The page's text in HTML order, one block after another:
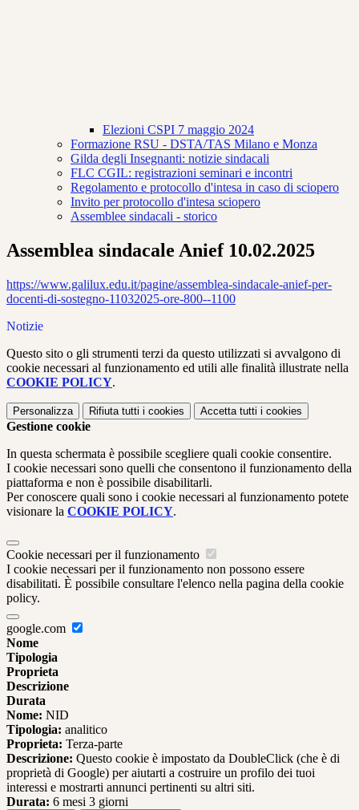
Elezioni CSPI 7 maggio 2024
Formazione RSU - DSTA/TAS Milano e Monza
Gilda degli Insegnanti: notizie sindacali
FLC CGIL: registrazioni seminari e incontri
Regolamento e protocollo d'intesa in caso di sciopero
Invito per protocollo d'intesa sciopero
Assemblee sindacali - storico
Assemblea sindacale Anief 10.02.2025
https://www.galilux.edu.it/pagine/assemblea-sindacale-anief-per-
docenti-di-sostegno-11032025-ore-800--1100
Notizie
Questo sito o gli strumenti terzi da questo utilizzati si avvalgono di
cookie necessari al funzionamento ed utili alle finalità illustrate nella
COOKIE POLICY.
Personalizza Rifiuta tutti i cookies Accetta tutti i cookies
Gestione cookie
In questa schermata è possibile scegliere quali cookie consentire.
I cookie necessari sono quelli che consentono il funzionamento della
piattaforma e non è possibile disabilitarli.
Per conoscere quali sono i cookie necessari al funzionamento potete
visionare la COOKIE POLICY.
Cookie necessari per il funzionamento
I cookie necessari per il funzionamento non possono essere
disabilitati. È possibile consultare l'elenco nella pagina della cookie
policy.
google.com
Nome
Tipologia
Proprieta
Descrizione
Durata
Nome: NID
Tipologia: analitico
Proprieta: Terza-parte
Descrizione: Questo cookie è impostato da DoubleClick (che è di
proprietà di Google) per aiutarti a costruire un profilo dei tuoi
interessi e mostrarti annunci pertinenti su altri siti.
Durata: 6 mesi 3 giorni